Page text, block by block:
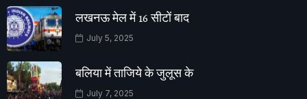
लखनऊ मेल में 16 सीटों बाद
July 5, 2025
बलिया में ताजिये के जुलूस के
July 7, 2025